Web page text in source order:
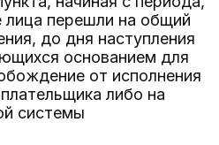
лица перешли на общий
до дня наступления
основанием для
от исполнения
либо на
системы